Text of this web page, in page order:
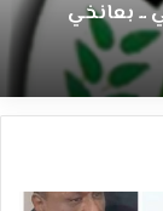
ــ بعانخي